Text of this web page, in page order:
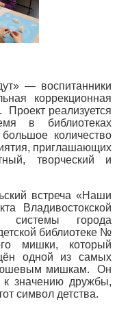
— воспитанники
коррекционная
реализуется
в библиотеках
количество
приглашающих
творческий и
встреча «Наши
Владивостокской
системы города
библиотеке №
мишки, который
одной из самых
мишкам. Он
к значению дружбы,
символ детства.